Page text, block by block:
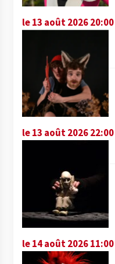
le 13 août 2026 20:00
le 13 août 2026 22:00
le 14 août 2026 11:00